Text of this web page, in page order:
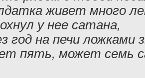
живет много
у нее сатана,
год на печи ложками
пять, может семь